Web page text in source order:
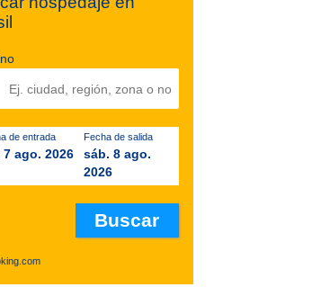
de entrada
7 ago. 2026
Fecha de salida
sáb. 8 ago.
2026